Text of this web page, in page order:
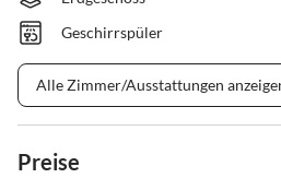
Geschirrspüler
Alle Zimmer/Ausstattungen
Preise